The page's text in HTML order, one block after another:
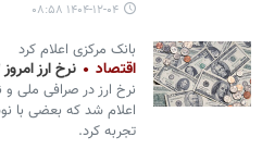
۱۴۰۴-۱۲-۰۴ ۰۸:۵۸
بانک مرکزی اعلام کرد
اقتصاد نرخ ارز امروز ۳ اسفند ۱۴۰۴ + قیمت یورو
اعلام شد که بعضی با
تجربه کرد.